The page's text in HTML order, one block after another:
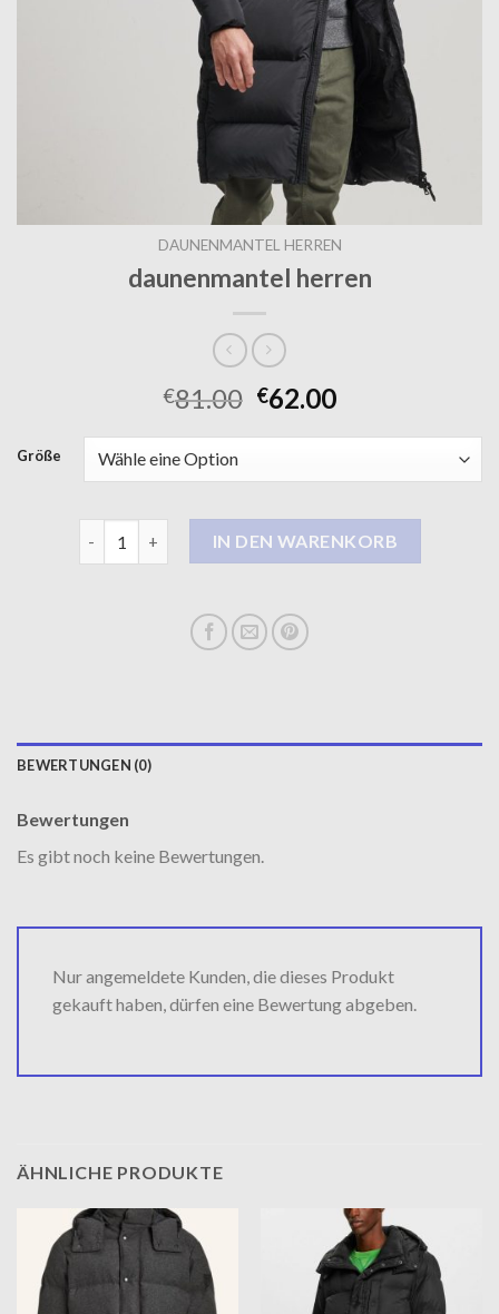
DAUNENMANTEL HERREN
daunenmantel herren
€81.00 €62.00
Größe
IN DEN WARENKORB
BEWERTUNGEN (0)
Bewertungen
Es gibt noch keine Bewertungen.
Nur angemeldete Kunden, die dieses Produkt
gekauft haben, dürfen eine Bewertung abgeben.
ÄHNLICHE PRODUKTE